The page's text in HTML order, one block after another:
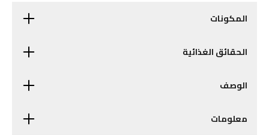
المكونات
الحقائق الغذائية
الوصف
معلومات